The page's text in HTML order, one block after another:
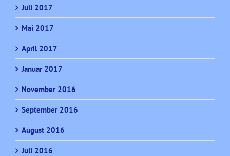
Juli 2017
Mai 2017
April 2017
Januar 2017
November 2016
September 2016
August 2016
Juli 2016